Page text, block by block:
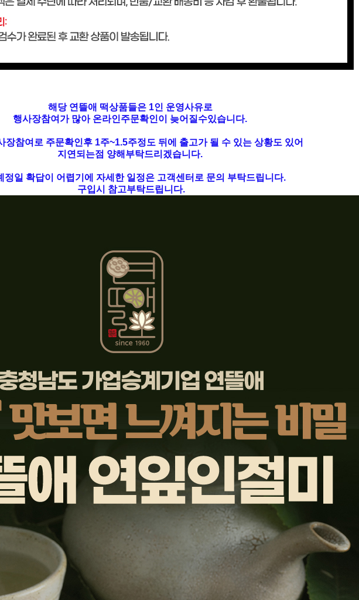
해당 연뜰애 떡상품들은 1인 운영사유로
행사장참여가 많아 온라인주문확인이 늦어질수있습니다.
장참여로 주문확인후 1주~1.5주정도 뒤에 출고가 될 수 있는 상황도 있어
지연되는점 양해부탁드리겠습니다.
정일 확답이 어렵기에 자세한 일정은 고객센터로 문의 부탁드립니다.
구입시 참고부탁드립니다.